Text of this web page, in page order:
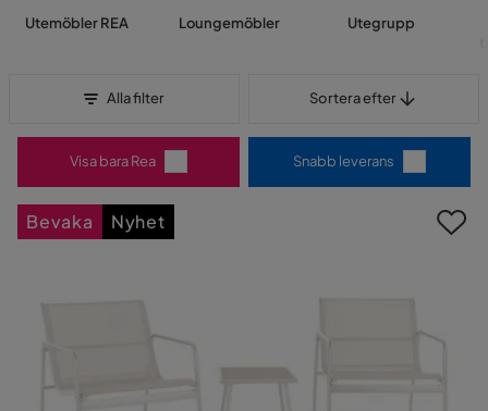
Utemöbler REA Loungemöbler
Utegrupp
Alla filter Sortera efter
Visa bara Rea Snabb leverans
Bevaka Nyhet